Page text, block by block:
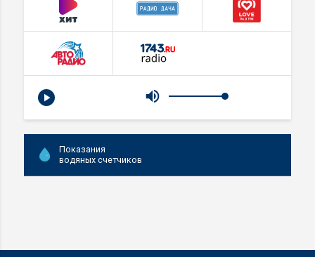
Показания
водяных счетчиков